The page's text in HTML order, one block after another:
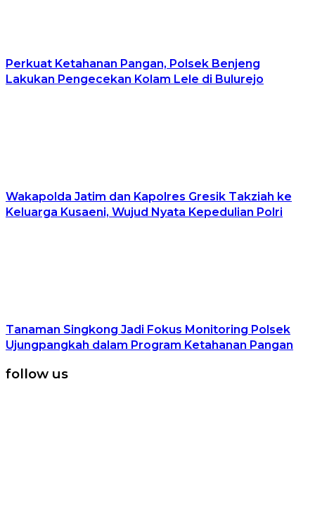
Perkuat Ketahanan Pangan, Polsek Benjeng
Lakukan Pengecekan Kolam Lele di Bulurejo
Wakapolda Jatim dan Kapolres Gresik Takziah ke
Keluarga Kusaeni, Wujud Nyata Kepedulian Polri
Tanaman Singkong Jadi Fokus Monitoring Polsek
Ujungpangkah dalam Program Ketahanan Pangan
follow us